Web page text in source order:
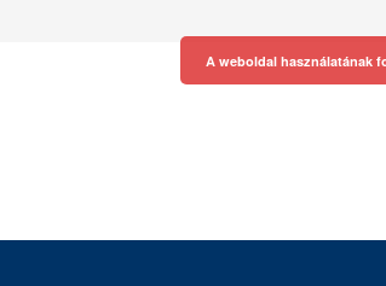
A weboldal használatának